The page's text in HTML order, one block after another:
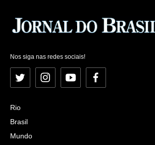
Nos siga nas redes sociais!
Twitter InstagramYouTubeFacebook
Rio
Brasil
Mundo